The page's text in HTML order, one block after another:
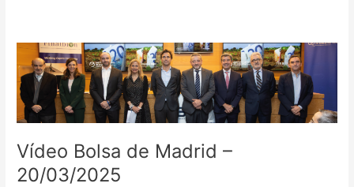
Vídeo Bolsa de Madrid –
20/03/2025
Vídeo
Bolsa
de
Madrid
–